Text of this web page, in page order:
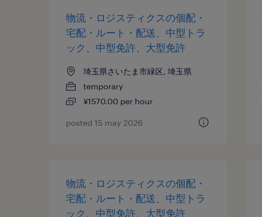
物流・ロジスティクスの個配・
宅配・ルート・配送、中型トラ
ック、中型免許、大型免許
埼玉県さいたま市緑区, 埼玉県
temporary
¥1570.00 per hour
posted 15 may 2026
物流・ロジスティクスの個配・
宅配・ルート・配送、中型トラ
ック、中型免許、大型免許